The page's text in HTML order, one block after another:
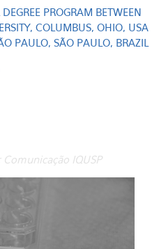
PROGRAM BETWEEN
COLUMBUS, OHIO, USA
PAULO, SÃO PAULO, BRAZIL
IQUSP